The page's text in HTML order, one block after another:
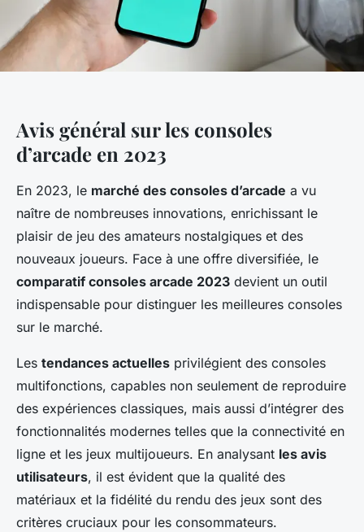
Avis général sur les consoles
d’arcade en 2023
En 2023, le marché des consoles d’arcade a vu
naître de nombreuses innovations, enrichissant le
plaisir de jeu des amateurs nostalgiques et des
nouveaux joueurs. Face à une offre diversifiée, le
comparatif consoles arcade 2023 devient un outil
indispensable pour distinguer les meilleures consoles
sur le marché.
Les tendances actuelles privilégient des consoles
multifonctions, capables non seulement de reproduire
des expériences classiques, mais aussi d’intégrer des
fonctionnalités modernes telles que la connectivité en
ligne et les jeux multijoueurs. En analysant les avis
utilisateurs, il est évident que la qualité des
matériaux et la fidélité du rendu des jeux sont des
critères cruciaux pour les consommateurs.